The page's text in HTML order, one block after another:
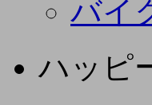
バイ
ハッピ